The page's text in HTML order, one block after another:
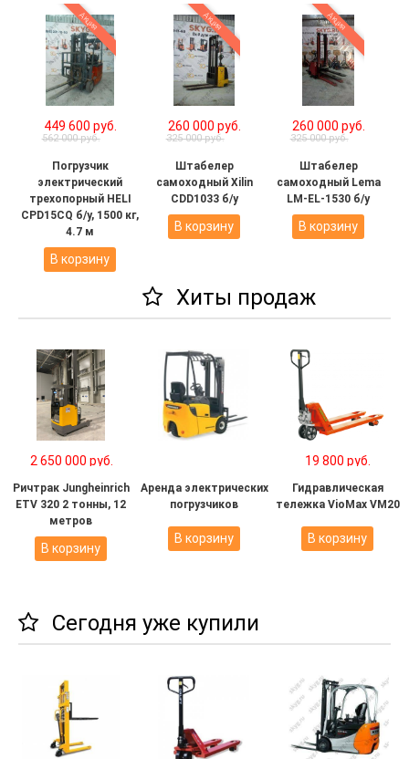
Акция
449 600 руб.
562 000 руб.
Погрузчик
электрический
трехопорный HELI
CPD15CQ б/у, 1500 кг,
4.7 м
В корзину
Акция
260 000 руб.
325 000 руб.
Штабелер
самоходный Xilin
CDD1033 б/у
В корзину
Акция
260 000 руб.
325 000 руб.
Штабелер
самоходный Lema
LM-EL-1530 б/у
В корзину
Хиты продаж
2 650 000 руб.
Ричтрак Jungheinrich
ETV 320 2 тонны, 12
метров
В корзину
Аренда электрических
погрузчиков
В корзину
19 800 руб.
Гидравлическая
тележка VioMax VM20
В корзину
Сегодня уже купили